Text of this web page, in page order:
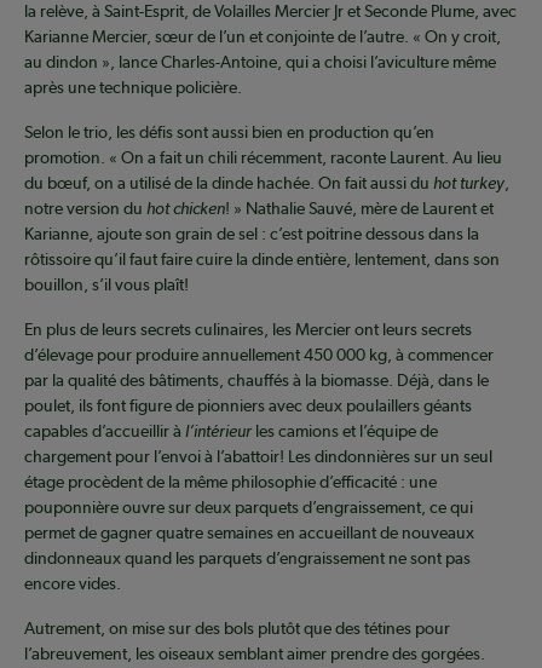
la relève, à Saint-Esprit, de Volailles Mercier Jr et Seconde Plume, avec
Karianne Mercier, sœur de l’un et conjointe de l’autre. « On y croit,
au dindon », lance Charles-Antoine, qui a choisi l’aviculture même
après une technique policière.
Selon le trio, les défis sont aussi bien en production qu’en
promotion. « On a fait un chili récemment, raconte Laurent. Au lieu
du bœuf, on a utilisé de la dinde hachée. On fait aussi du hot turkey,
notre version du hot chicken! » Nathalie Sauvé, mère de Laurent et
Karianne, ajoute son grain de sel : c’est poitrine dessous dans la
rôtissoire qu’il faut faire cuire la dinde entière, lentement, dans son
bouillon, s’il vous plaît!
En plus de leurs secrets culinaires, les Mercier ont leurs secrets
d’élevage pour produire annuellement 450 000 kg, à commencer
par la qualité des bâtiments, chauffés à la biomasse. Déjà, dans le
poulet, ils font figure de pionniers avec deux poulaillers géants
capables d’accueillir à l’intérieur les camions et l’équipe de
chargement pour l’envoi à l’abattoir! Les dindonnières sur un seul
étage procèdent de la même philosophie d’efficacité : une
pouponnière ouvre sur deux parquets d’engraissement, ce qui
permet de gagner quatre semaines en accueillant de nouveaux
dindonneaux quand les parquets d’engraissement ne sont pas
encore vides.
Autrement, on mise sur des bols plutôt que des tétines pour
l’abreuvement, les oiseaux semblant aimer prendre des gorgées.